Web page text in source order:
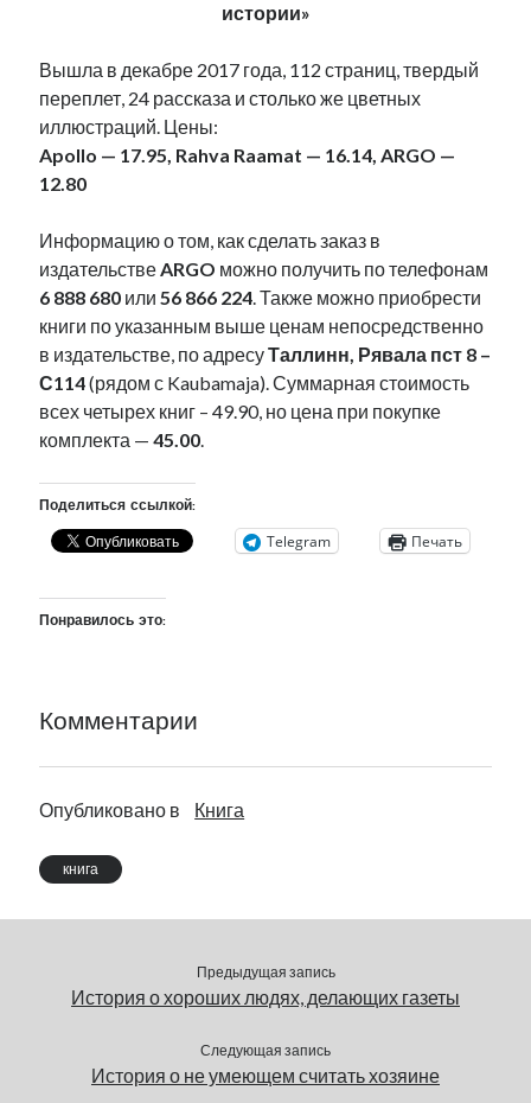
истории»
Вышла в декабре 2017 года, 112 страниц, твердый
переплет, 24 рассказа и столько же цветных
иллюстраций. Цены:
Apollo — 17.95, Rahva Raamat — 16.14, ARGO —
12.80
Информацию о том, как сделать заказ в
издательствеARGO можно получить по телефонам
6 888 680 или56 866 224. Также можно приобрести
книги по указанным выше ценам непосредственно
в издательстве, по адресуТаллинн, Рявала пст 8 –
С114(рядом с Kaubamaja). Суммарная стоимость
всех четырех книг – 49.90, но цена при покупке
комплекта —45.00.
Поделиться ссылкой:
Telegram Печать
Понравилось это:
Комментарии
Опубликовано в Книга
книга
Предыдущая запись
История о хороших людях, делающих газеты
Следующая запись
История о не умеющем считать хозяине